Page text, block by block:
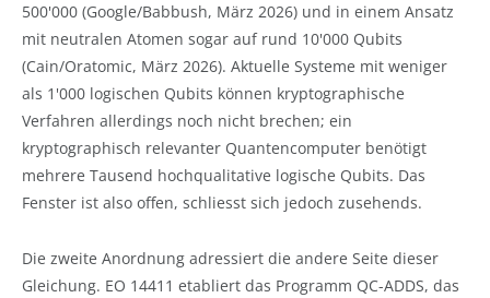
500'000 (Google/Babbush, März 2026) und in einem Ansatz
mit neutralen Atomen sogar auf rund 10'000 Qubits
(Cain/Oratomic, März 2026). Aktuelle Systeme mit weniger
als 1'000 logischen Qubits können kryptographische
Verfahren allerdings noch nicht brechen; ein
kryptographisch relevanter Quantencomputer benötigt
mehrere Tausend hochqualitative logische Qubits. Das
Fenster ist also offen, schliesst sich jedoch zusehends.
Die zweite Anordnung adressiert die andere Seite dieser
Gleichung. EO 14411 etabliert das Programm QC-ADDS, das